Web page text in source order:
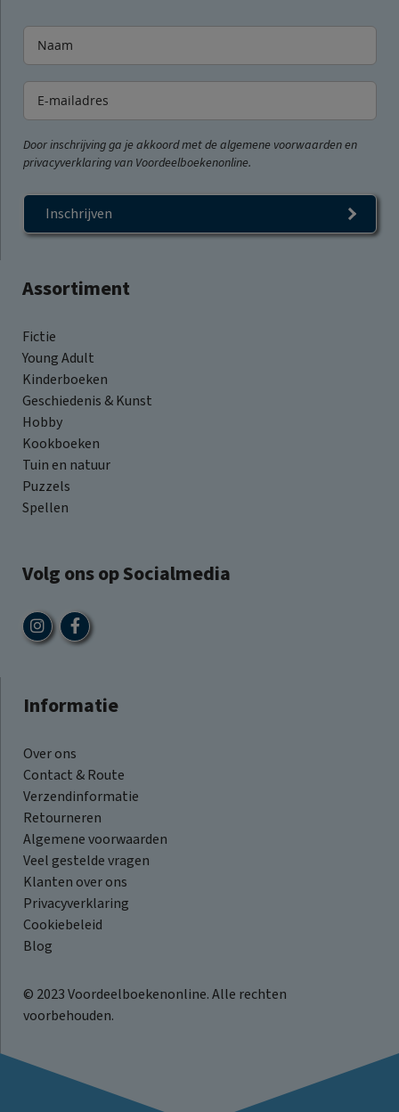
Assortiment
Fictie
Young Adult
Kinderboeken
Geschiedenis & Kunst
Hobby
Kookboeken
Tuin en natuur
Puzzels
Spellen
Volg ons op Socialmedia
Informatie
Over ons
Contact & Route
Verzendinformatie
Retourneren
Algemene voorwaarden
Veel gestelde vragen
Klanten over ons
Privacyverklaring
Cookiebeleid
Blog
© 2023 Voordeelboekenonline. Alle rechten
voorbehouden.
Door inschrijving ga je akkoord met de algemene voorwaarden en
privacyverklaring van Voordeelboekenonline.
Inschrijven